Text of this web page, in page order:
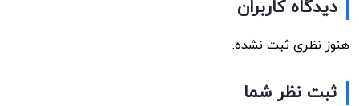
دیدگاه کاربران
هنوز نظری ثبت نشده.
ثبت نظر شما